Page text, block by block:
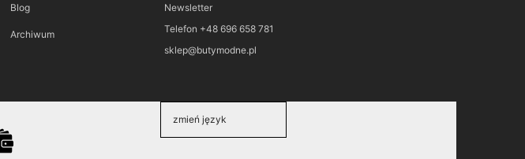
Blog
Archiwum
Newsletter
Telefon +48 696 658 781
sklep@butymodne.pl
zmień język